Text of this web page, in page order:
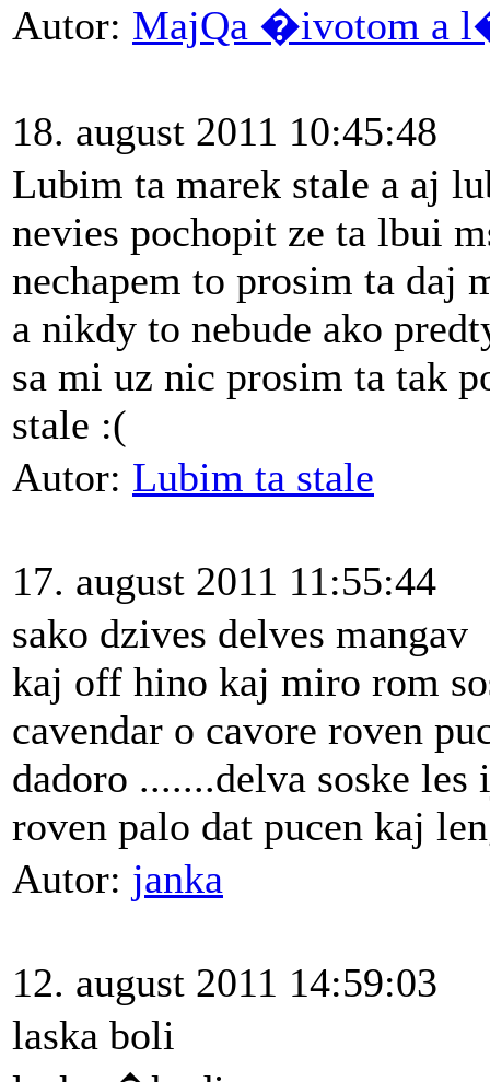
Autor: MajQa �ivotom a
18. august 2011 10:45:48
Lubim ta marek stale a aj
nevies pochopit ze ta lbui
nechapem to prosim ta daj
a nikdy to nebude ako
sa mi uz nic prosim ta tak
stale :(
Autor: Lubim ta stale
17. august 2011 11:55:44
sako dzives delves mangav
kaj off hino kaj miro rom
cavendar o cavore roven
dadoro .......delva soske
roven palo dat pucen kaj
Autor: janka
12. august 2011 14:59:03
laska boli